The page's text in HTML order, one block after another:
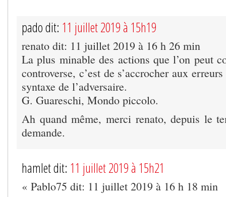
pado dit: 11 juillet 2019 à 15h19
renato dit: 11 juillet 2019 à 16 h 26 min
La plus minable des actions que l’on peut
controverse, c’est de s’accrocher aux
syntaxe de l’adversaire.
G. Guareschi, Mondo piccolo.
Ah quand même, merci renato, depuis le
demande.
hamlet dit: 11 juillet 2019 à 15h21
« Pablo75 dit: 11 juillet 2019 à 16 h 18 min